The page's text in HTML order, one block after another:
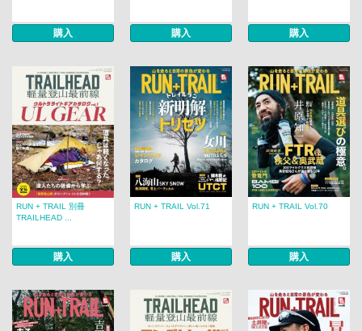
購入 購入 購入
RUN + TRAIL 別冊
TRAILHEAD ...
購入
RUN + TRAIL Vol.71
購入
RUN + TRAIL Vol.70
購入